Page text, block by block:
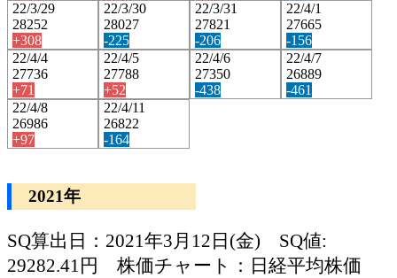
22/3/29
28252
+308
22/3/30
28027
-225
22/3/31
27821
-206
22/4/1
27665
-156
22/4/4
27736
+71
22/4/5
27788
+52
22/4/6
27350
-438
22/4/7
26889
-461
22/4/8
26986
+97
22/4/11
26822
-164
2021年
SQ算出日：2021年3月12日(金) SQ値:
29282.41円 株価チャート：日経平均株価